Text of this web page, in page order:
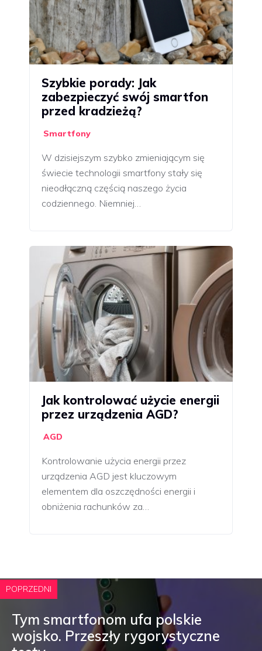
Szybkie porady: Jak
zabezpieczyć swój smartfon
przed kradzieżą?
Smartfony
W dzisiejszym szybko zmieniającym się
świecie technologii smartfony stały się
nieodłączną częścią naszego życia
codziennego. Niemniej…
Jak kontrolować użycie energii
przez urządzenia AGD?
AGD
Kontrolowanie użycia energii przez
urządzenia AGD jest kluczowym
elementem dla oszczędności energii i
obniżenia rachunków za…
POPRZEDNI
Tym smartfonom ufa polskie
wojsko. Przeszły rygorystyczne